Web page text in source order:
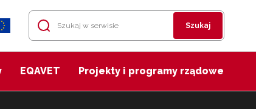
Szukaj
EQAVET Projekty i programy rządowe